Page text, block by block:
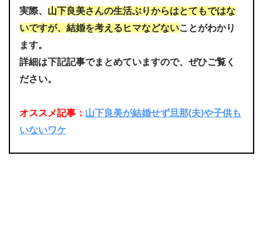
実際、 山下良美さんの生活ぶりからはとてもではな
いですが、結婚を考えるヒマなどないことがわかり
ます。
詳細は下記記事でまとめていますので、ぜひご覧く
ださい。
オススメ記事： 山下良美が結婚せず旦那(夫)や子供も
いないワケ